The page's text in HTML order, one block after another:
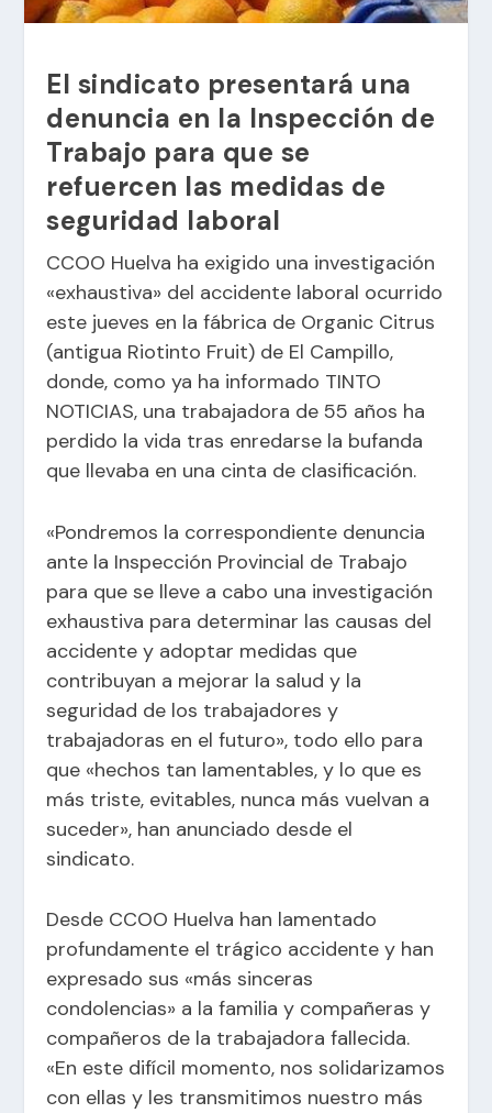
El sindicato presentará una
denuncia en la Inspección de
Trabajo para que se
refuercen las medidas de
seguridad laboral
CCOO Huelva ha exigido una investigación
«exhaustiva» del accidente laboral ocurrido
este jueves en la fábrica de Organic Citrus
(antigua Riotinto Fruit) de El Campillo,
donde, como ya ha informado TINTO
NOTICIAS, una trabajadora de 55 años ha
perdido la vida tras enredarse la bufanda
que llevaba en una cinta de clasificación.
«Pondremos la correspondiente denuncia
ante la Inspección Provincial de Trabajo
para que se lleve a cabo una investigación
exhaustiva para determinar las causas del
accidente y adoptar medidas que
contribuyan a mejorar la salud y la
seguridad de los trabajadores y
trabajadoras en el futuro», todo ello para
que «hechos tan lamentables, y lo que es
más triste, evitables, nunca más vuelvan a
suceder», han anunciado desde el
sindicato.
Desde CCOO Huelva han lamentado
profundamente el trágico accidente y han
expresado sus «más sinceras
condolencias» a la familia y compañeras y
compañeros de la trabajadora fallecida.
«En este difícil momento, nos solidarizamos
con ellas y les transmitimos nuestro más